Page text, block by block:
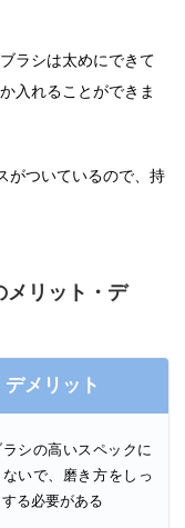
ラシは太めにできて
入れることができま
がついているので、持
メリット・デ
デメリット
ラシの高いスペックに
ないで、磨き方をしっ
る必要がある